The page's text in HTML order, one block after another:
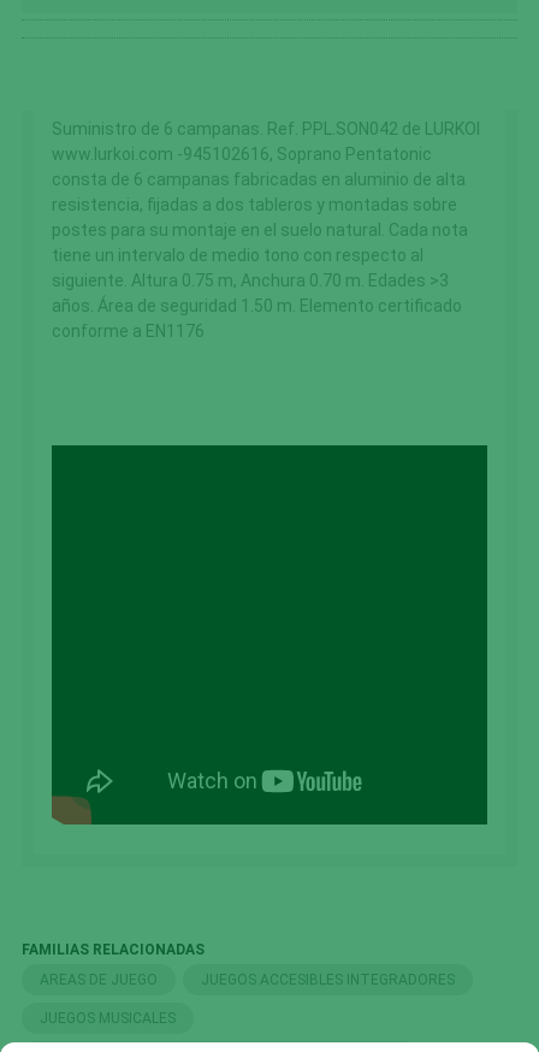
Suministro de 6 campanas. Ref. PPL.SON042 de LURKOI
www.lurkoi.com -945102616, Soprano Pentatonic
consta de 6 campanas fabricadas en aluminio de alta
resistencia, fijadas a dos tableros y montadas sobre
postes para su montaje en el suelo natural. Cada nota
tiene un intervalo de medio tono con respecto al
siguiente. Altura 0.75 m, Anchura 0.70 m. Edades >3
años. Área de seguridad 1.50 m. Elemento certificado
conforme a EN1176
FAMILIAS RELACIONADAS
AREAS DE JUEGO
JUEGOS ACCESIBLES INTEGRADORES
JUEGOS MUSICALES